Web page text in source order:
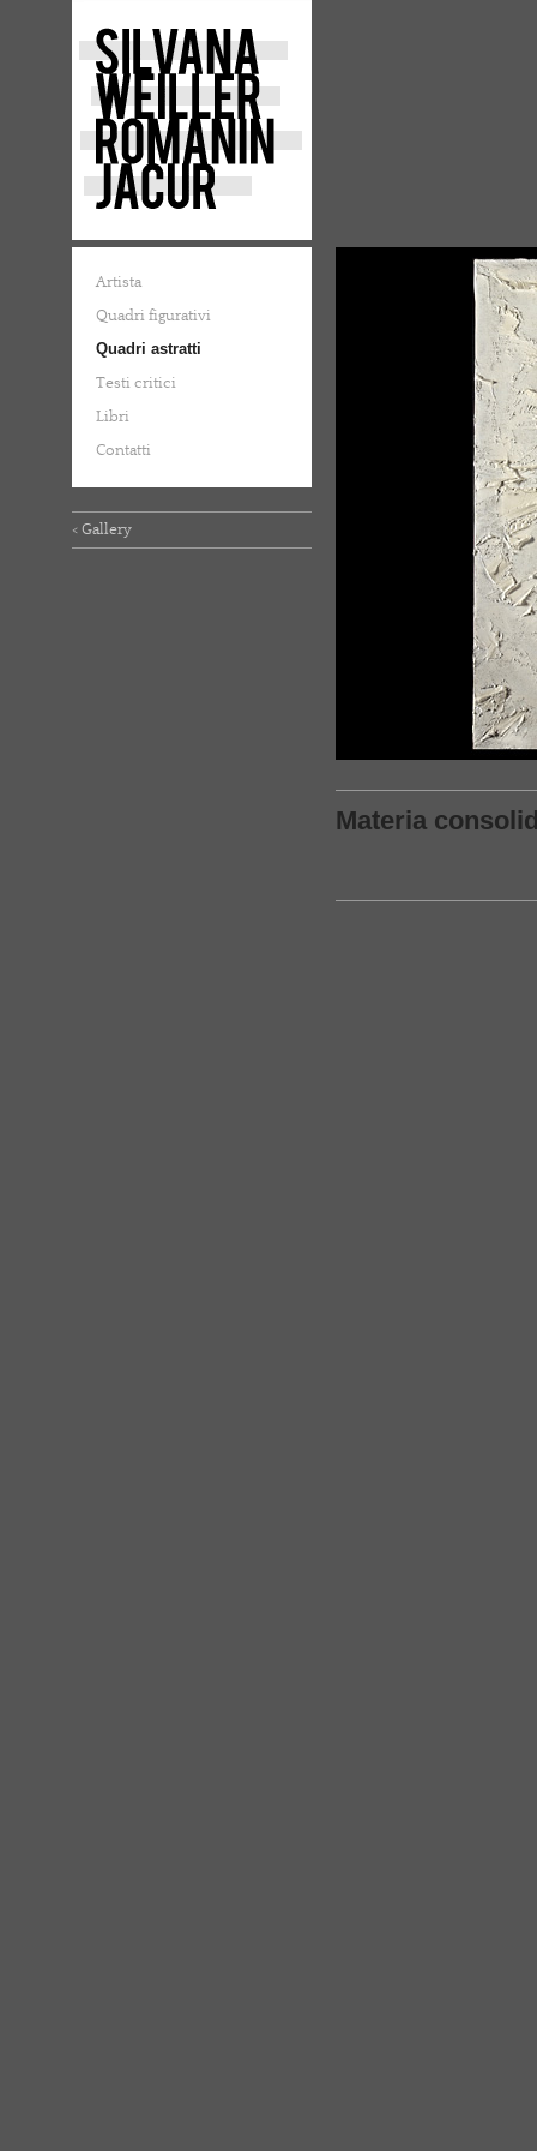
Artista
Quadri figurativi
Quadri astratti
Testi critici
Libri
Contatti
< Gallery
Materia